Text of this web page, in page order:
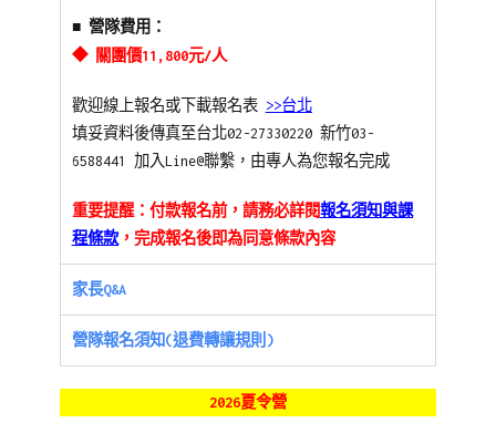
■ 營隊費用：
◆關團價11,800元/人
歡迎線上報名或下載報名表 >>台北
填妥資料後傳真至台北02-27330220 新竹03-
6588441 加入Line@聯繫，由專人為您報名完成
重要提醒：付款報名前，請務必詳閱報名須知與課
程條款，完成報名後即為同意條款內容
家長Q&A
營隊報名須知(退費轉讓規則)
2026夏令營